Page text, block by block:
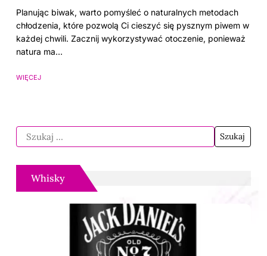
Planując biwak, warto pomyśleć o naturalnych metodach
chłodzenia, które pozwolą Ci cieszyć się pysznym piwem w
każdej chwili. Zacznij wykorzystywać otoczenie, ponieważ
natura ma…
WIĘCEJ
Whisky